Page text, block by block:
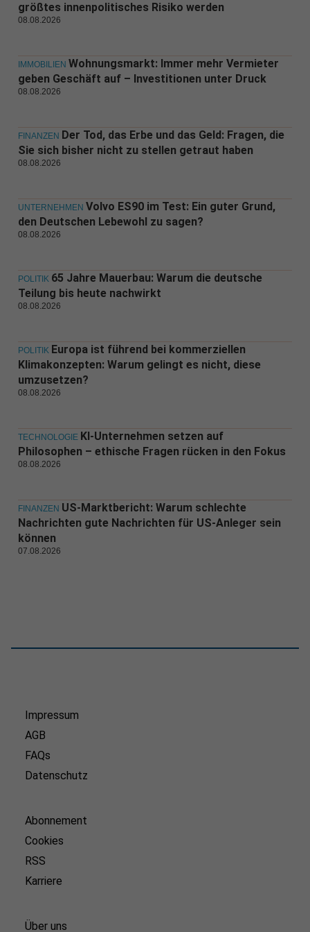
größtes innenpolitisches Risiko werden
08.08.2026
IMMOBILIEN Wohnungsmarkt: Immer mehr Vermieter
geben Geschäft auf – Investitionen unter Druck
08.08.2026
FINANZEN Der Tod, das Erbe und das Geld: Fragen, die
Sie sich bisher nicht zu stellen getraut haben
08.08.2026
UNTERNEHMEN Volvo ES90 im Test: Ein guter Grund,
den Deutschen Lebewohl zu sagen?
08.08.2026
POLITIK 65 Jahre Mauerbau: Warum die deutsche
Teilung bis heute nachwirkt
08.08.2026
POLITIK Europa ist führend bei kommerziellen
Klimakonzepten: Warum gelingt es nicht, diese
umzusetzen?
08.08.2026
TECHNOLOGIE KI-Unternehmen setzen auf
Philosophen – ethische Fragen rücken in den Fokus
08.08.2026
FINANZEN US-Marktbericht: Warum schlechte
Nachrichten gute Nachrichten für US-Anleger sein
können
07.08.2026
Impressum
AGB
FAQs
Datenschutz
Abonnement
Cookies
RSS
Karriere
Über uns